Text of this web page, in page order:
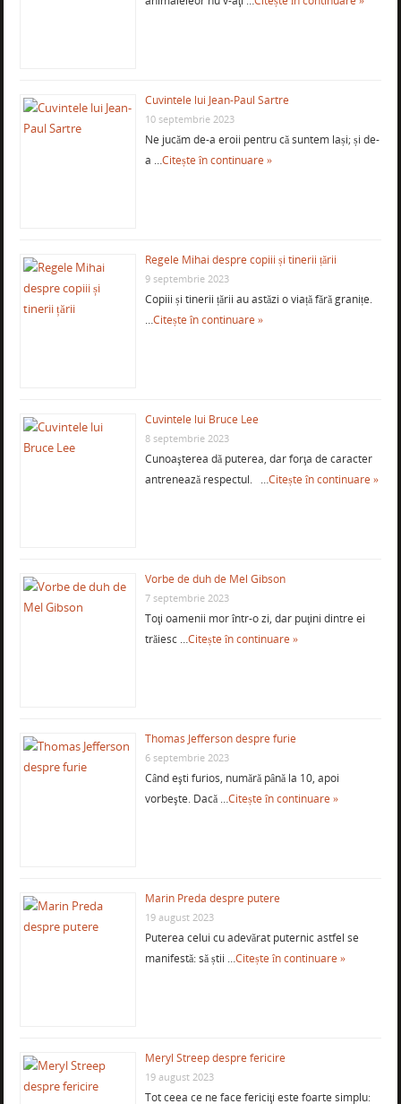
Cuvintele lui Jean-Paul Sartre
10 septembrie 2023
Ne jucăm de-a eroii pentru că suntem lași; și de-
a …Citește în continuare »
Regele Mihai despre copiii și tinerii țării
9 septembrie 2023
Copiii și tinerii țării au astăzi o viață fără granițe.
…Citește în continuare »
Cuvintele lui Bruce Lee
8 septembrie 2023
Cunoaşterea dă puterea, dar forţa de caracter
antrenează respectul. …Citește în continuare »
Vorbe de duh de Mel Gibson
7 septembrie 2023
Toţi oamenii mor într-o zi, dar puţini dintre ei
trăiesc …Citește în continuare »
Thomas Jefferson despre furie
6 septembrie 2023
Când eşti furios, numără până la 10, apoi
vorbeşte. Dacă …Citește în continuare »
Marin Preda despre putere
19 august 2023
Puterea celui cu adevărat puternic astfel se
manifestă: să știi …Citește în continuare »
Meryl Streep despre fericire
19 august 2023
Tot ceea ce ne face fericiţi este foarte simplu: